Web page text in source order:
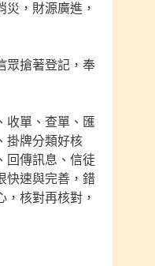
災，財源廣進，
眾搶著登記，奉
收單、查單、匯
掛牌分類好核
回傳訊息、信徒
快速與完善，錯
核對再核對，